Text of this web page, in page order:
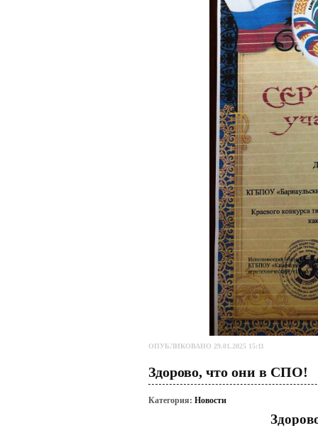
ОПУБЛИКОВАНО 29.01.2025 15:11
Здорово, что они в СПО!
Категория: Новости